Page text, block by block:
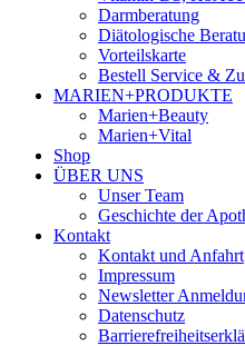
Darmberatung
Diätologische
Vorteilskarte
Bestell Service &
MARIEN+PRODUKTE
Marien+Beauty
Marien+Vital
Shop
ÜBER UNS
Unser Team
Geschichte der
Kontakt
Kontakt und Anfahrt
Impressum
Newsletter
Datenschutz